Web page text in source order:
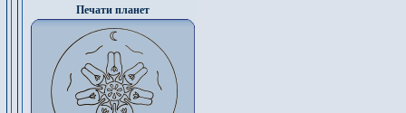
Печати планет